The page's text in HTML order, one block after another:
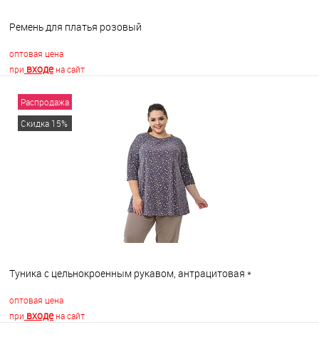
Ремень для платья розовый
оптовая цена
при входена сайт
В корзину
Распродажа
Скидка 15%
Туника с цельнокроенным рукавом, антрацитовая *
оптовая цена
при входена сайт